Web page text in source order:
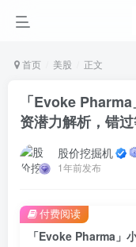
首页 美股 正文
「Evoke
资潜力解析，错过
股价挖掘机
1年前发布
付费阅读